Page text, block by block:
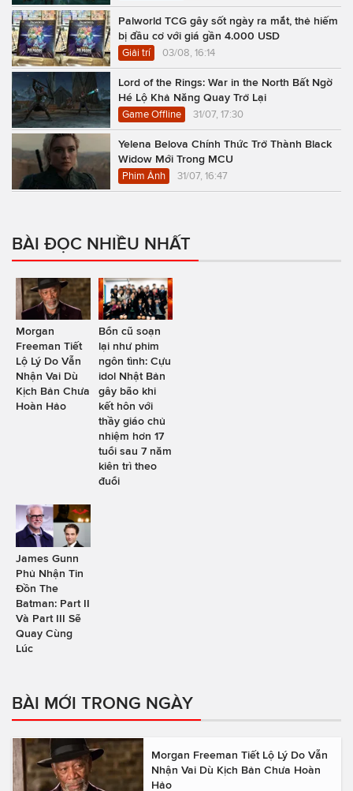
Palworld TCG gây sốt ngày ra mắt, thẻ hiếm
bị đầu cơ với giá gần 4.000 USD
Giải trí 03/08, 16:14
Lord of the Rings: War in the North Bất Ngờ
Hé Lộ Khả Năng Quay Trở Lại
Game Offline 31/07, 17:30
Yelena Belova Chính Thức Trở Thành Black
Widow Mới Trong MCU
Phim Ảnh 31/07, 16:47
BÀI ĐỌC NHIỀU NHẤT
Morgan
Freeman Tiết
Lộ Lý Do Vẫn
Nhận Vai Dù
Kịch Bản Chưa
Hoàn Hảo
Bổn cũ soạn
lại như phim
ngôn tình: Cựu
idol Nhật Bản
gây bão khi
kết hôn với
thầy giáo chủ
nhiệm hơn 17
tuổi sau 7 năm
kiên trì theo
đuổi
James Gunn
Phủ Nhận Tin
Đồn The
Batman: Part II
Và Part III Sẽ
Quay Cùng
Lúc
BÀI MỚI TRONG NGÀY
Morgan Freeman Tiết Lộ Lý Do Vẫn
Nhận Vai Dù Kịch Bản Chưa Hoàn
Hảo